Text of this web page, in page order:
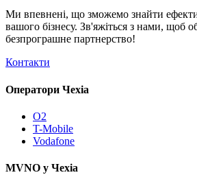
Ми впевнені, що зможемо знайти
вашого бізнесу. Зв'яжіться з нами, щоб
безпрограшне партнерство!
Контакти
Оператори Чехіа
O2
T-Mobile
Vodafone
MVNO у Чехіа